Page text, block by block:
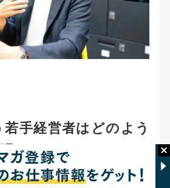
手経営者はどのよう
っていくべきか